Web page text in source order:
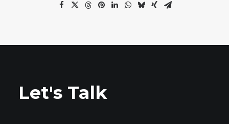
Let's Talk